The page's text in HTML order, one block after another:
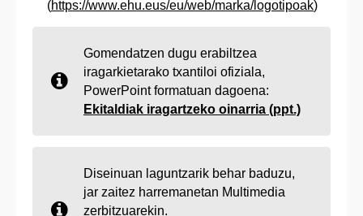
(https://www.ehu.eus/eu/web/marka/logotipoak)
Gomendatzen dugu erabiltzea
iragarkietarako txantiloi ofiziala,
PowerPoint formatuan dagoena:
Ekitaldiak iragartzeko oinarria (ppt.)
Diseinuan laguntzarik behar baduzu,
jar zaitez harremanetan Multimedia
zerbitzuarekin.